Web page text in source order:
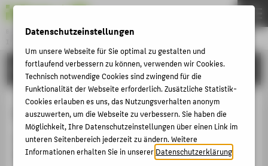
Bachelor
Menu
STUDIUM
Labore
Die Laborübungen im Studiengang Internationale
Medieninformatik finden in drei Laboren statt:
THEMEN
STUDIUM
BEWERBUNG
PERSONEN
SHOWTIME
Datenschutzeinstellungen
Um unsere Webseite für Sie optimal zu gestalten und
fortlaufend verbessern zu können, verwenden wir Cookies.
Technisch notwendige Cookies sind zwingend für die
Funktionalität der Webseite erforderlich. Zusätzliche Statistik-
Cookies erlauben es uns, das Nutzungsverhalten anonym
auszuwerten, um die Webseite zu verbessern. Sie haben die
Möglichkeit, Ihre Datenschutzeinstellungen über einen Link im
unteren Seitenbereich jederzeit zu ändern. Weitere
Informationen erhalten Sie in unsererDatenschutzerklärung